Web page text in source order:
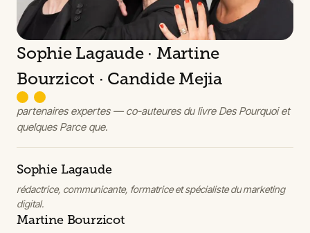
Sophie Lagaude · Martine
Bourzicot · Candide Mejia
partenaires expertes — co-auteures du livre Des Pourquoi et
quelques Parce que.
Sophie Lagaude
rédactrice, communicante, formatrice et spécialiste du marketing
digital.
Martine Bourzicot